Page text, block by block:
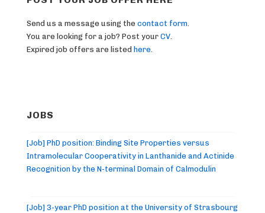
Send us a message using the contact form
You are looking for a job? Post your CV
Expired job offers are listed here
JOBS
[Job] PhD position: Binding Site Properties versus
Intramolecular Cooperativity in Lanthanide and Actinide
Recognition by the N-terminal Domain of Calmodulin
[Job] 3-year PhD position at the University of Strasbourg